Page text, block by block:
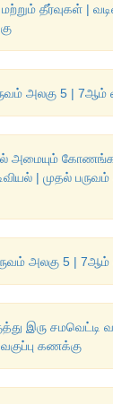
போல் F ஐ
புள்ளியை G
தீர்வுகள் |
அலகு 5 | 7ஆம்
அமையும்
| முதல்
அலகு 5 | 7ஆம்
இரு சமவெட்டி
கணக்கு